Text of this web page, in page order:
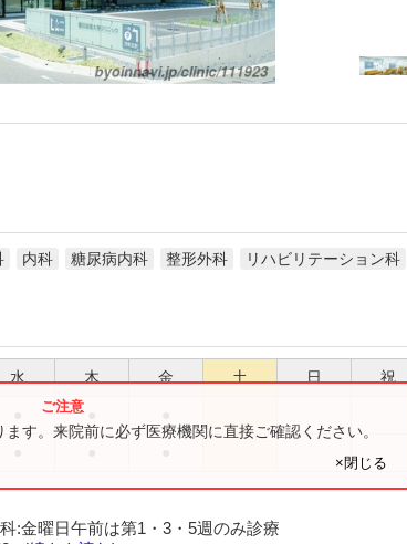
内科 糖尿病内科 整形外科
リハビリテーション科
水 木 金 土 日 祝
す。来院前に必ず医療機関に直接ご確認ください。
×閉じる
:金曜日午前は第1・3・5週のみ診療